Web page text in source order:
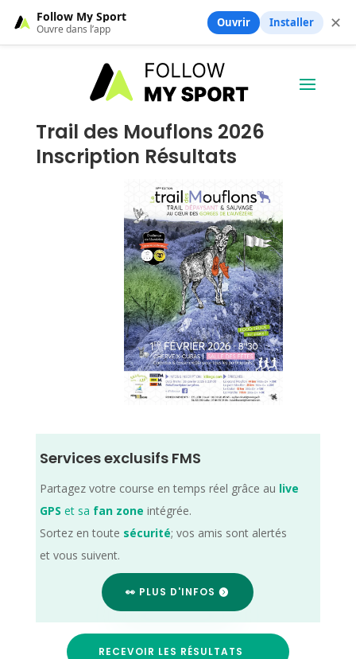
Trail des Mouflons 2026
Inscription Résultats
Services exclusifs FMS
Partagez votre course en temps réel grâce au live
GPS et sa fan zone intégrée.
Sortez en toute sécurité; vos amis sont alertés
et vous suivent.
👀 PLUS D'INFOS
RECEVOIR LES RÉSULTATS
Follow My Sport
Ouvre dans l’app Ouvrir Installer ✕